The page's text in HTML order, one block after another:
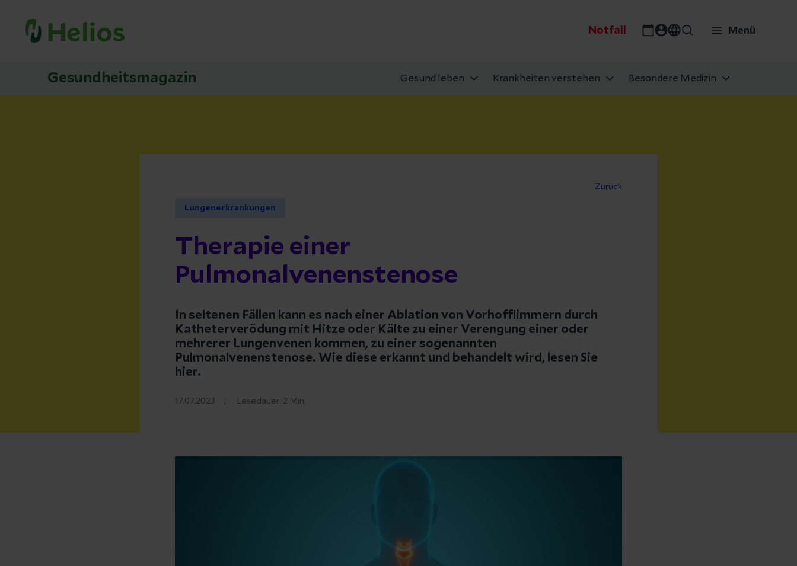
Notfall Menü
Gesundheitsmagazin Gesund leben Krankheiten verstehen Besondere Medizin
Zurück
Lungenerkrankungen
Therapie einer
Pulmonalvenenstenose
In seltenen Fällen kann es nach einer Ablation von Vorhofflimmern durch
Katheterverödung mit Hitze oder Kälte zu einer Verengung einer oder
mehrerer Lungenvenen kommen, zu einer sogenannten
Pulmonalvenenstenose. Wie diese erkannt und behandelt wird, lesen Sie
hier.
17.07.2023 Lesedauer: 2 Min.